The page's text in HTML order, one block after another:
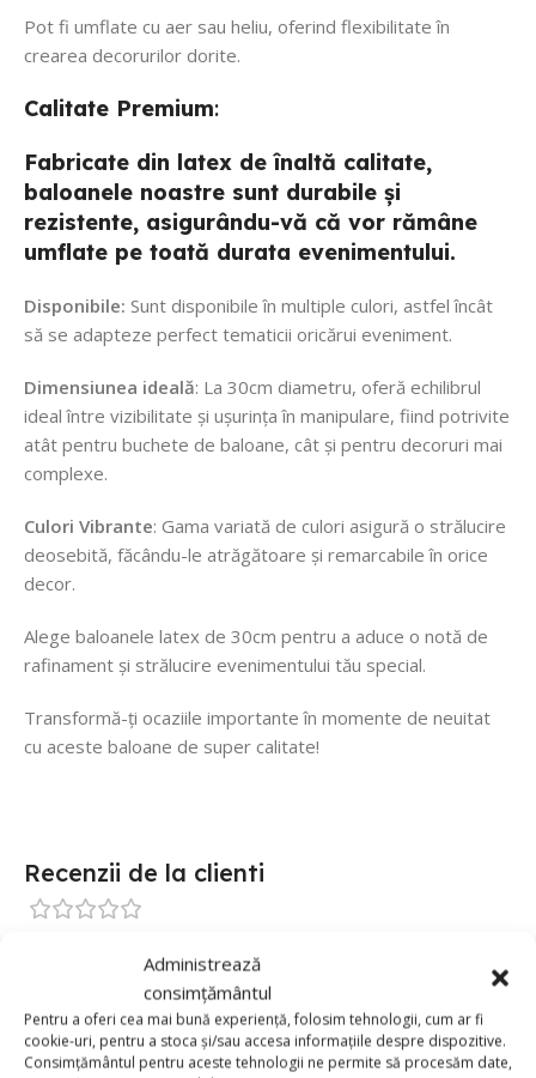
Administrează
consimțământul
Pentru a oferi cea mai bună experiență, folosim tehnologii, cum ar fi
cookie-uri, pentru a stoca și/sau accesa informațiile despre dispozitive.
Consimțământul pentru aceste tehnologii ne permite să procesăm date,
Pot fi umflate cu aer sau heliu, oferind flexibilitate în
crearea decorurilor dorite.
Calitate Premium:
Fabricate din latex de înaltă calitate,
baloanele noastre sunt durabile și
rezistente, asigurându-vă că vor rămâne
umflate pe toată durata evenimentului.
Disponibile: Sunt disponibile în multiple culori, astfel încât
să se adapteze perfect tematicii oricărui eveniment.
Dimensiunea ideală: La 30cm diametru, oferă echilibrul
ideal între vizibilitate și ușurința în manipulare, fiind potrivite
atât pentru buchete de baloane, cât și pentru decoruri mai
complexe.
Culori Vibrante: Gama variată de culori asigură o strălucire
deosebită, făcându-le atrăgătoare și remarcabile în orice
decor.
Alege baloanele latex de 30cm pentru a aduce o notă de
rafinament și strălucire evenimentului tău special.
Transformă-ți ocaziile importante în momente de neuitat
cu aceste baloane de super calitate!
Recenzii de la clienti
0
0
0